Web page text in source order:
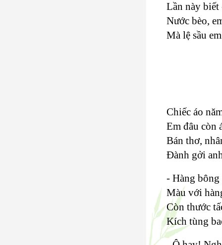
Lần này biết
Nước bèo,
Mà lệ sầu
Chiếc áo
Em đâu còn
Bán thơ,
Đành gởi
- Hàng bông
Màu với
Còn thước
Kích tùng